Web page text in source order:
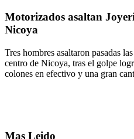
Motorizados asaltan
Nicoya
Tres hombres asaltaron pasadas
centro de Nicoya, tras el golpe
colones en efectivo y una gran
Mas Leido